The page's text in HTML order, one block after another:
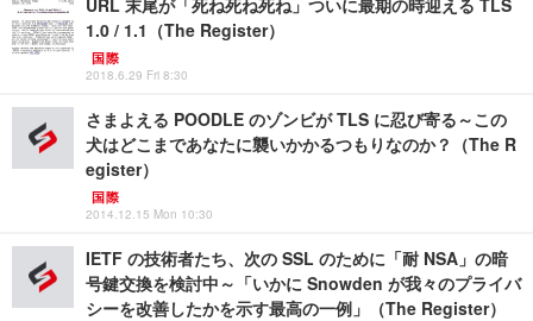
URL 末尾が「死ね死ね死ね」ついに最期の時迎える TLS
1.0 / 1.1（The Register）
国際
2018.6.29 Fri 8:30
さまよえる POODLE のゾンビが TLS に忍び寄る～この
犬はどこまであなたに襲いかかるつもりなのか？（The R
egister）
国際
2014.12.15 Mon 10:30
IETF の技術者たち、次の SSL のために「耐 NSA」の暗
号鍵交換を検討中～「いかに Snowden が我々のプライバ
シーを改善したかを示す最高の一例」（The Register）